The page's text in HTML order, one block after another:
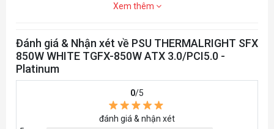
supplies, as well as high-temperature resistance,
allowing normal operation at higher temperatures,
thereby improving the adaptability and stable
conversion efficiency of host power supplies."
Xem thêm
Đánh giá & Nhận xét về PSU THERMALRIGHT SFX
850W WHITE TGFX-850W ATX 3.0/PCI5.0 -
Platinum
0/5
đánh giá & nhận xét